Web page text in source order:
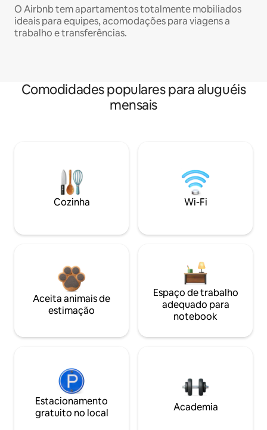
O Airbnb tem apartamentos totalmente mobiliados
ideais para equipes, acomodações para viagens a
trabalho e transferências.
Comodidades populares para aluguéis
mensais
Cozinha Wi-Fi
Aceita animais de
estimação
Espaço de trabalho
adequado para
notebook
Estacionamento
gratuito no local
Academia